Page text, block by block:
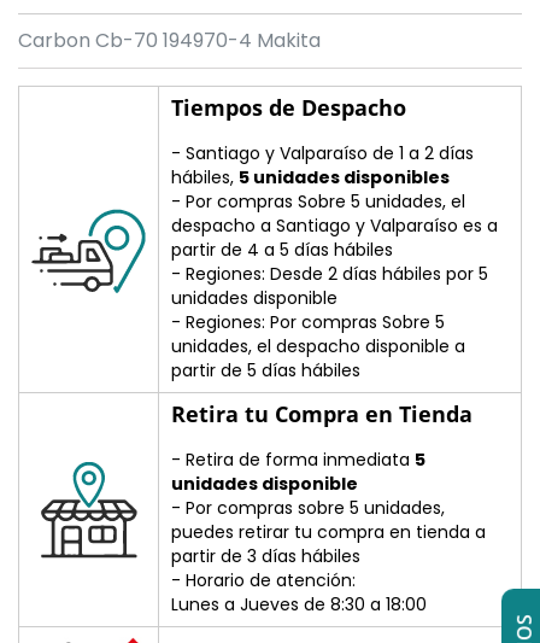
Carbon Cb-70 194970-4 Makita
Tiempos de Despacho
- Santiago y Valparaíso de 1 a 2 días
hábiles, 5 unidades disponibles
- Por compras Sobre 5 unidades, el
despacho a Santiago y Valparaíso es a
partir de 4 a 5 días hábiles
- Regiones: Desde 2 días hábiles por 5
unidades disponible
- Regiones: Por compras Sobre 5
unidades, el despacho disponible a
partir de 5 días hábiles
Retira tu Compra en Tienda
- Retira de forma inmediata 5
unidades disponible
- Por compras sobre 5 unidades,
puedes retirar tu compra en tienda a
partir de 3 días hábiles
- Horario de atención:
Lunes a Jueves de 8:30 a 18:00